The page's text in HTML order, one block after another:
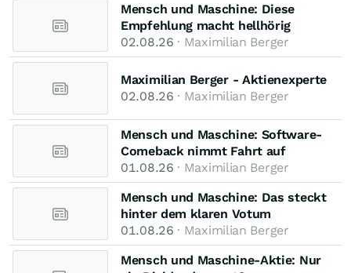
Mensch und Maschine: Diese
Empfehlung macht hellhörig
02.08.26 · Maximilian Berger
Maximilian Berger - Aktienexperte
02.08.26 · Maximilian Berger
Mensch und Maschine: Software-
Comeback nimmt Fahrt auf
01.08.26 · Maximilian Berger
Mensch und Maschine: Das steckt
hinter dem klaren Votum
01.08.26 · Maximilian Berger
Mensch und Maschine-Aktie: Nur